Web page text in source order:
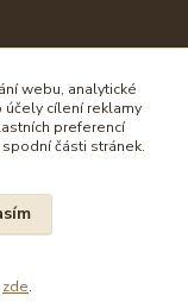
práva.
webu, analytické
účely cílení reklamy
preferencí
části stránek.
zde.